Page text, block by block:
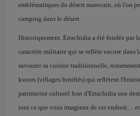
emblématiques du désert marocain, où l'on
camping dans le désert.
Historiquement, Errachidia a été fondée par
caractère militaire qui se reflète encore
savourer sa cuisine traditionnelle,
ksours (villages fortifiés) qui reflètent
patrimoine culturel font d'Errachidia une
tout ce que vous imaginez de cet endroit… et